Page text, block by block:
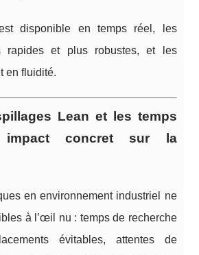
disponible en temps réel, les
rapides et plus robustes, et les
en fluidité.
Lean et les temps
concret sur la
en environnement industriel ne
à l’œil nu : temps de recherche
évitables, attentes de